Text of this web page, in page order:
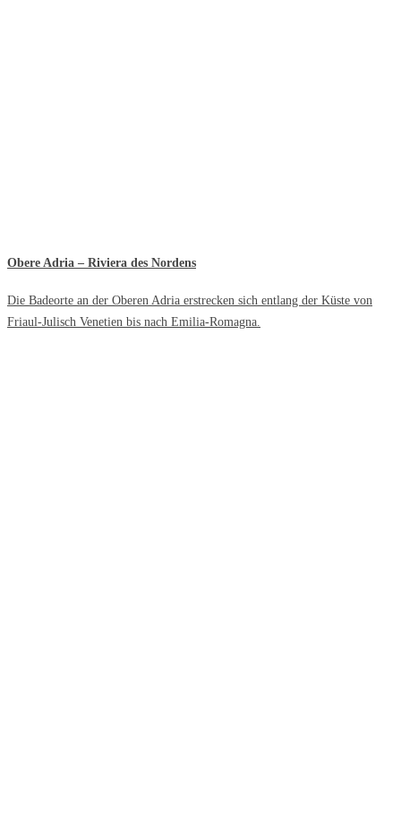
Obere Adria – Riviera des Nordens
Die Badeorte an der Oberen Adria erstrecken sich entlang der Küste von
Friaul-Julisch Venetien bis nach Emilia-Romagna.